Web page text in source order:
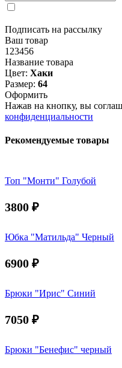
Подписать на рассылку
Ваш товар
123456
Название товара
Цвет: Хаки
Размер: 64
Оформить
Нажав на кнопку, вы
конфиденциальности
Рекомендуемые товары
Топ "Монти" Голубой
3800 ₽
Юбка "Матильда" Черный
6900 ₽
Брюки "Ирис" Синий
7050 ₽
Брюки "Бенефис" черный